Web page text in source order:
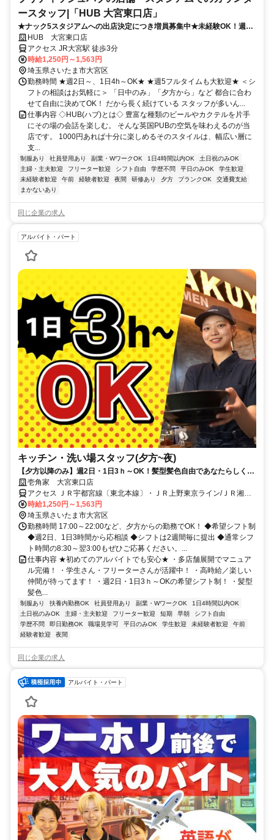
ースタッフ|「HUB 大宮東口店」
★ナック5スタジアムへの出店決定につき増員募集中★未経験OK！週2
日・1日4時間～OK！髪型髪色自由！フリーターさん歓迎！高時給×長期
で安定
HUB 大宮東口店
アクセス JR大宮駅 徒歩3分
時給1,250円～1,563円
埼玉県さいたま市大宮区
勤務時間 ★週2日～、1日4h～OK★ ★週5フルタイムも大歓迎★ ＜シ
フトの相談はお気軽に＞ 「日中のみ」「夕方から」など 都合に合わ
せて自由に決めてOK！ だから長く続けている スタッフが多いん...
仕事内容 ◇HUB(ハブ)とは◇ 豊富な種類のビールやカクテルを片手
にその場の会話を楽しむ。 そんな英国PUBの空気を味わえるのが当
店です。 1000円あれば十分に楽しめるそのスタイルは、幅広い層に
支...
制服あり 社員登用あり 副業・WワークOK 1日4時間以内OK
土日祝のみOK
主婦・主夫歓迎
フリーター歓迎 シフト自由 学歴不問 平日のみOK
学生歓迎
未経験者歓迎
午前 経験者歓迎 夜間 研修あり 夕方 ブランクOK
交通費支給
まかないあり
同じ企業の求人
アルバイト・パート
キッチン・洗い場スタッフ(夕方~夜)
【夕方以降のみ】週2日・1日3ｈ～OK！髪型髪色自由であなたらしく勤
務！壱角家 大宮東口店
アクセス ＪＲ宇都宮線〔東北本線〕・ＪＲ上野東京ライン/ＪＲ湘南
新宿ライン 大宮（埼玉県）東口(北)徒歩約2分、ＪＲ上越新幹線 大宮
（埼玉県）東口(北)徒歩約2分、ＪＲ武蔵野線直通 大宮（埼玉県）東
口(北)徒歩約2分
時給1,250円～1,563円
埼玉県さいたま市大宮区
勤務時間 17:00～22:00など、夕方からの勤務でOK！ ◆希望シフト制
◆週2日、1日3時間から応相談 ◆シフトは2週間毎に提出 ◆通常シフ
ト時間の8:30～翌3:00もぜひご応募ください。...
仕事内容 ★初めてのアルバイトでも安心★ ・多店舗展開でマニュア
ル完備！ ・学生さん・フリーターさんが活躍中！ ・高時給／楽しい
仲間が待ってます！ ・週2日・1日3ｈ～OKの希望シフト制！ ・髪型
髪色...
制服あり 扶養内勤務OK 社員登用あり 副業・WワークOK
1日4時間以内OK
土日祝のみOK
主婦・主夫歓迎 フリーター歓迎 短期 早朝
シフト自由
学歴不問
即日勤務OK 職場見学可 平日のみOK 学生歓迎 未経験者歓迎
午前
経験者歓迎
夜間
同じ企業の求人
アルバイト・パート